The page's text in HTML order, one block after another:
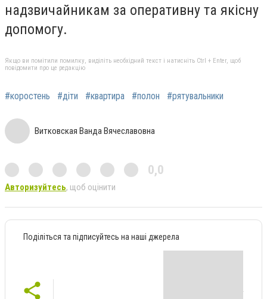
надзвичайникам за оперативну та якісну
допомогу.
Якщо ви помітили помилку, виділіть необхідний текст і натисніть Ctrl + Enter, щоб
повідомити про це редакцію
#коростень #діти #квартира #полон #рятувальники
Витковская Ванда Вячеславовна
0,0
Авторизуйтесь, щоб оцінити
Поділіться та підписуйтесь на наші джерела